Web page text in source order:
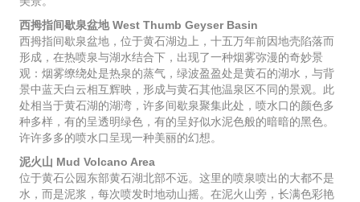
西拇指间歇泉盆地 West Thumb Geyser Basin
西拇指间歇泉盆地，位于黄石湖边上，十五万年前因地壳陷落而
形成，在热喷泉与湖水结合下，出现了一种烟雾弥漫的奇妙景
观：烟雾缭绕处是热泉的蒸气，绿波盈盈处是黄石的湖水，与背
景中蓝天白云相互辉映，形成与黄石其他温泉区不同的景观。此
处相当于黄石湖的湖湾，许多间歇泉聚集此处，喷水口的颜色多
种多样，有的呈透明绿色，有的呈好似水泥色般的暗暗的黑色。
许许多多的喷水口呈现一种美丽的幻想。
泥火山 Mud Volcano Area
位于黄石公园东部黄石湖北部不远。这里的喷泉喷出的大都不是
水，而是泥浆，每次喷发时地动山摇。在泥火山旁，长满色彩艳